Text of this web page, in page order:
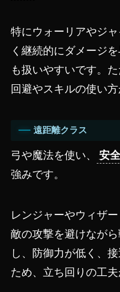
特にウォーリアやジ
く継続的にダメージ
も扱いやすいです。
回避やスキルの使い
遠距離クラス
弓や魔法を使い、 安
強みです。
レンジャーやウィザ
敵の攻撃を避けなが
し、防御力が低く、
ため、立ち回りの工夫